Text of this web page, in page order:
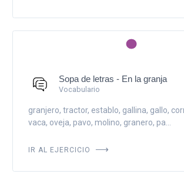
Sopa de letras - En la granja
Vocabulario
granjero, tractor, establo, gallina, gallo,
vaca, oveja, pavo, molino, granero, pa...
IR AL EJERCICIO